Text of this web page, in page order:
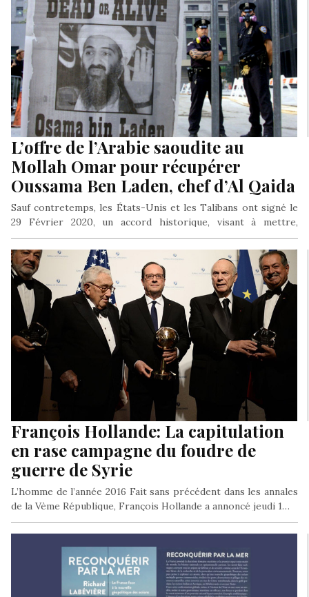
L’offre de l’Arabie saoudite au
Mollah Omar pour récupérer
Oussama Ben Laden, chef d’Al Qaida
Sauf contretemps, les États-Unis et les Talibans ont signé le
29 Février 2020, un accord historique, visant à mettre,
théoriquement,…
François Hollande: La capitulation
en rase campagne du foudre de
guerre de Syrie
L’homme de l’année 2016 Fait sans précédent dans les annales
de la Vème République, François Hollande a annoncé jeudi 1…